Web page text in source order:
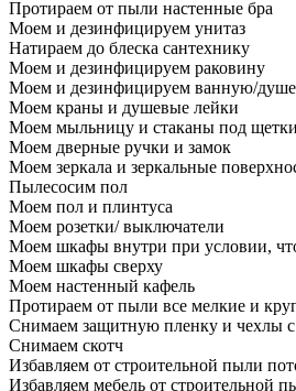
Протираем от пыли настенные бра
Моем и дезинфицируем унитаз
Натираем до блеска сантехнику
Моем и дезинфицируем раковину
Моем и дезинфицируем ванную/
Моем краны и душевые лейки
Моем мыльницу и стаканы под щетки
Моем дверные ручки и замок
Моем зеркала и зеркальные
Пылесосим пол
Моем пол и плинтуса
Моем розетки/ выключатели
Моем шкафы внутри при условии,
Моем шкафы сверху
Моем настенный кафель
Протираем от пыли все мелкие и
Снимаем защитную пленку и чехлы с
Снимаем скотч
Избавляем от строительной пыли
Избавляем мебель от строительной